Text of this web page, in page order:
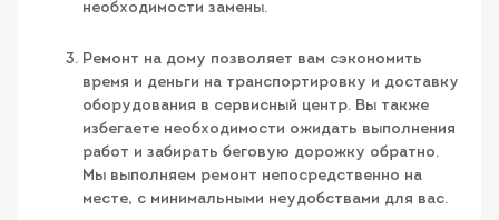
необходимости замены.
Ремонт на дому позволяет вам сэкономить
время и деньги на транспортировку и доставку
оборудования в сервисный центр. Вы также
избегаете необходимости ожидать выполнения
работ и забирать беговую дорожку обратно.
Мы выполняем ремонт непосредственно на
месте, с минимальными неудобствами для вас.